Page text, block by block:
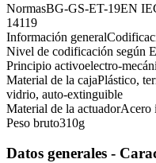
NormasBG-GS-ET-19EN
14119
Información general
Nivel de codificación según
Principio activoelectro-
Material de la cajaPlástico,
vidrio, auto-extinguible
Material de la actuadorAcero
Peso bruto310g
Datos generales -